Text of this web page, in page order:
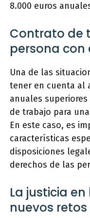
8.000 euros
Contrato de
persona
Una de las
tener en cuenta al
anuales
de trabajo para
En este caso, es
características
disposiciones
derechos de las
La justicia
nuevos